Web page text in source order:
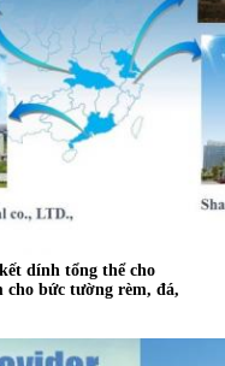
dính tổng thể cho
cho bức tường rèm, đá,